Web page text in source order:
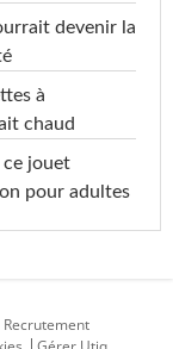
devenir la
à
chaud
ce jouet
pour adultes
Recrutement